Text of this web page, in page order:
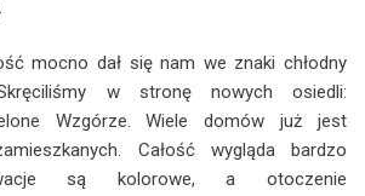
mocno dał się nam we znaki chłodny
w stronę nowych osiedli:
Wzgórze. Wiele domów już jest
Całość wygląda bardzo
są kolorowe, a otoczenie